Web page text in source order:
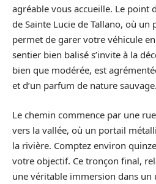
agréable vous accueille. Le point
de Sainte Lucie de Tallano, où
permet de garer votre véhicule
sentier bien balisé s’invite à la
bien que modérée, est
et d’un parfum de nature sauvage.
Le chemin commence par une
vers la vallée, où un portail
la rivière. Comptez environ
votre objectif. Ce tronçon final,
une véritable immersion dans un